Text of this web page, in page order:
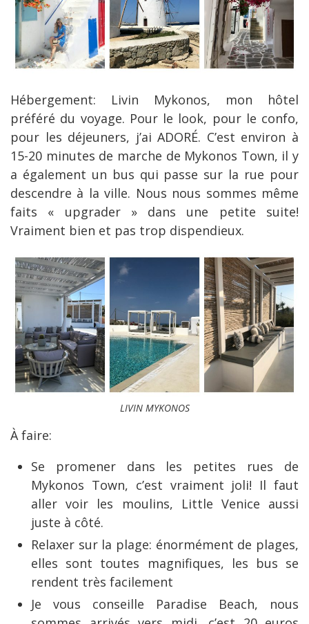
Hébergement: Livin Mykonos, mon hôtel
préféré du voyage. Pour le look, pour le confo,
pour les déjeuners, j’ai ADORÉ. C’est environ à
15-20 minutes de marche de Mykonos Town, il y
a également un bus qui passe sur la rue pour
descendre à la ville. Nous nous sommes même
faits « upgrader » dans une petite suite!
Vraiment bien et pas trop dispendieux.
LIVIN MYKONOS
À faire:
Se promener dans les petites rues de
Mykonos Town, c’est vraiment joli! Il faut
aller voir les moulins, Little Venice aussi
juste à côté.
Relaxer sur la plage: énormément de plages,
elles sont toutes magnifiques, les bus se
rendent très facilement
Je vous conseille Paradise Beach, nous